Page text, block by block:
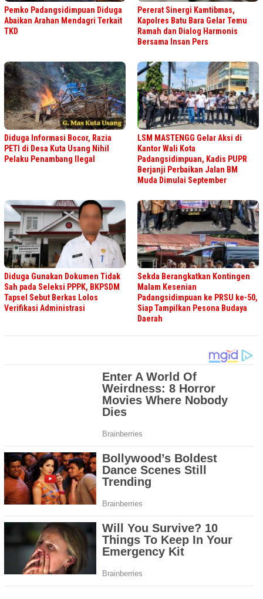
Pemko Padangsidimpuan Diduga
Abaikan Arahan Mendagri Terkait
TKD
Pererat Sinergi Kamtibmas,
Kapolres Batu Bara Gelar Temu
Ramah dan Dialog Harmonis
Bersama Insan Pers
Diduga Informasi Bocor, Razia
PETI di Desa Kuta Usang Nihil
Pelaku Penambang Ilegal
LSM MASTENGG Gelar Aksi di
Kantor Wali Kota
Padangsidimpuan, Kadis PUPR
Berjanji Perbaikan Jalan BM
Muda Dimulai September
Diduga Gunakan Dokumen Tidak
Sah pada Seleksi PPPK, BKPSDM
Tapsel Sebut Berkas Lolos
Verifikasi Administrasi
Sekda Berangkatkan Kontingen
Malam Kesenian
Padangsidimpuan ke PRSU ke-50,
Siap Tampilkan Pesona Budaya
Daerah